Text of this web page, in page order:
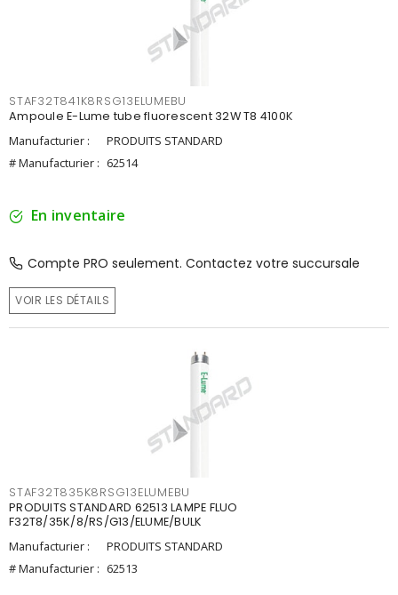
STAF32T841K8RSG13ELUMEBU
Ampoule E-Lume tube fluorescent 32W T8 4100K
Manufacturier :
PRODUITS STANDARD
# Manufacturier : 62514
En inventaire
Compte PRO seulement. Contactez votre succursale
VOIR LES DÉTAILS
STAF32T835K8RSG13ELUMEBU
PRODUITS STANDARD 62513 LAMPE FLUO
F32T8/35K/8/RS/G13/ELUME/BULK
Manufacturier :
PRODUITS STANDARD
# Manufacturier : 62513